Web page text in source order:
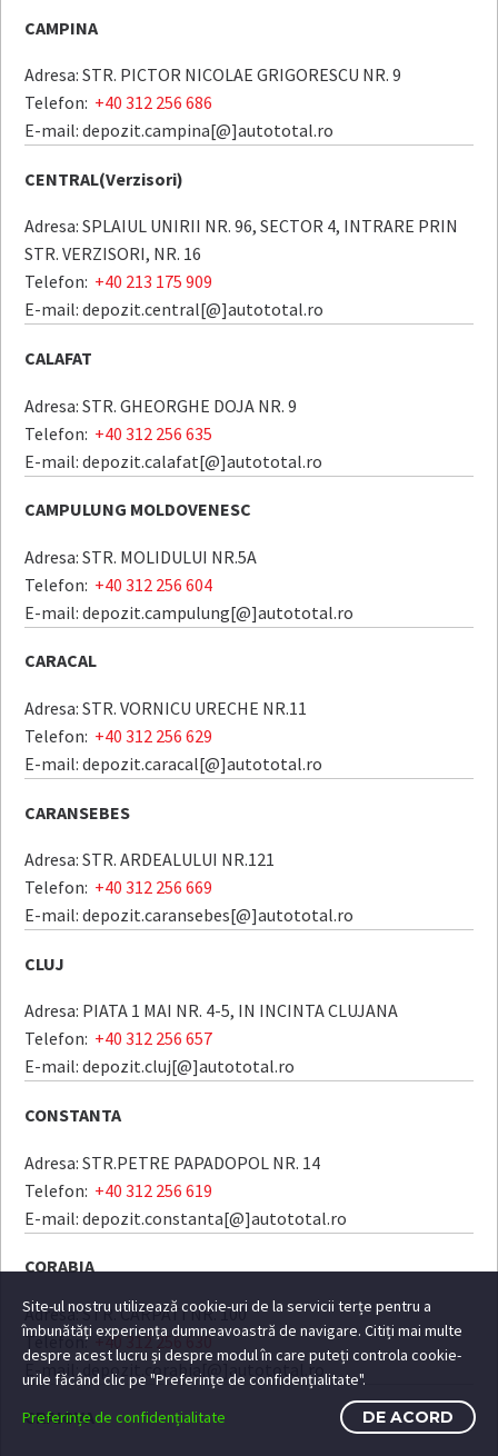
CAMPINA
Adresa: STR. PICTOR NICOLAE GRIGORESCU NR. 9
Telefon: +40 312 256 686
E-mail: depozit.campina[@]autototal.ro
CENTRAL(Verzisori)
Adresa: SPLAIUL UNIRII NR. 96, SECTOR 4, INTRARE PRIN
STR. VERZISORI, NR. 16
Telefon: +40 213 175 909
E-mail: depozit.central[@]autototal.ro
CALAFAT
Adresa: STR. GHEORGHE DOJA NR. 9
Telefon: +40 312 256 635
E-mail: depozit.calafat[@]autototal.ro
CAMPULUNG MOLDOVENESC
Adresa: STR. MOLIDULUI NR.5A
Telefon: +40 312 256 604
E-mail: depozit.campulung[@]autototal.ro
CARACAL
Adresa: STR. VORNICU URECHE NR.11
Telefon: +40 312 256 629
E-mail: depozit.caracal[@]autototal.ro
CARANSEBES
Adresa: STR. ARDEALULUI NR.121
Telefon: +40 312 256 669
E-mail: depozit.caransebes[@]autototal.ro
CLUJ
Adresa: PIATA 1 MAI NR. 4-5, IN INCINTA CLUJANA
Telefon: +40 312 256 657
E-mail: depozit.cluj[@]autototal.ro
CONSTANTA
Adresa: STR.PETRE PAPADOPOL NR. 14
Telefon: +40 312 256 619
E-mail: depozit.constanta[@]autototal.ro
CORABIA
Adresa: STR. CARPATI NR. 100
Telefon: +40 312 256 630
E-mail: depozit.corabia[@]autototal.ro
CRAIOVA
Site-ul nostru utilizează cookie-uri de la servicii terțe pentru a
îmbunătăți experiența dumneavoastră de navigare. Citiți mai multe
despre acest lucru și despre modul în care puteți controla cookie-
urile făcând clic pe "Preferințe de confidențialitate".
Preferințe de confidențialitate
DE ACORD